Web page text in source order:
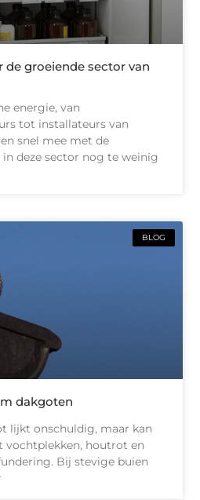
de groeiende sector van
energie, van
tot installateurs van
snel mee met de
deze sector nog te weinig
BLOG
dakgoten
lijkt onschuldig, maar kan
houtrot en
Bij stevige buien